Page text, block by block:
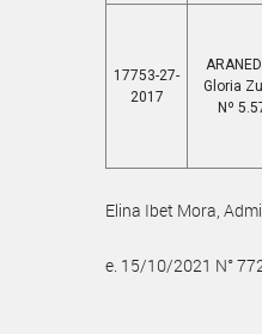
17753-27-
2017
Gloria
Nº
Elina Ibet Mora,
e. 15/10/2021 N°